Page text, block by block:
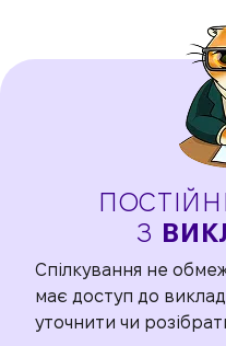
З
Спілкування не
має доступ до
уточнити чи